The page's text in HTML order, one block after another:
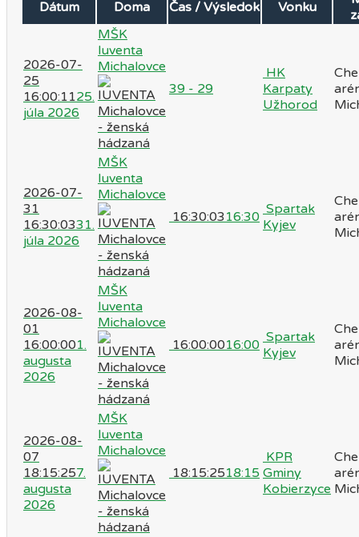
Dátum Doma Čas / Výsledok Vonku
2026-07-
25
16:00:1125.
júla 2026
MŠK
Iuventa
Michalovce
39 - 29
HK
Karpaty
Užhorod
2026-07-
31
16:30:0331.
júla 2026
MŠK
Iuventa
Michalovce
16:30:03 16:30 Spartak
Kyjev
2026-08-
01
16:00:001.
augusta
2026
MŠK
Iuventa
Michalovce
16:00:0016:00 Spartak
Kyjev
2026-08-
07
18:15:257.
augusta
2026
MŠK
Iuventa
Michalovce
18:15:2518:15
KPR
Gminy
Kobierzyce